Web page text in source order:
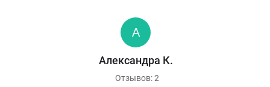
Александра К.
Отзывов: 2